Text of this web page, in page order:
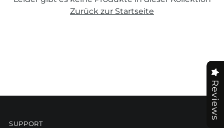
Zurück zur Startseite
SUPPORT
Reviews